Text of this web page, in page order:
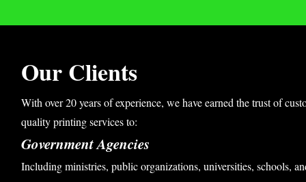
Our Clients
With over 20 years of experience, we have earned the trust of
quality printing services to:
Government Agencies
Including ministries, public organizations, universities, schools,